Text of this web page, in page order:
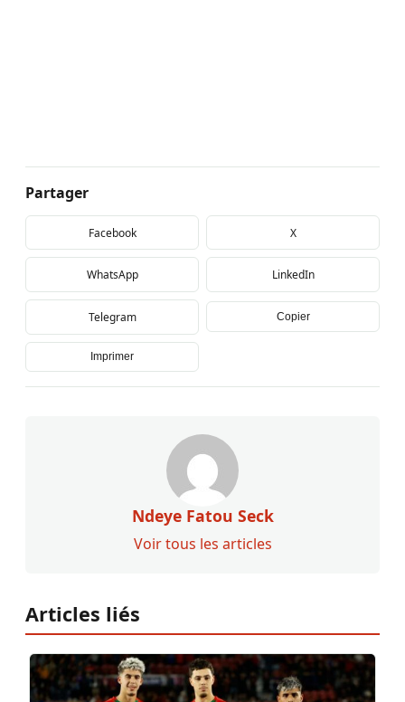
Partager
Facebook X
WhatsApp LinkedIn
Telegram Copier
Imprimer
Ndeye Fatou Seck
Voir tous les articles
Articles liés